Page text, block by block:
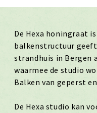
De Hexa honingraat
balkenstructuur geeft
strandhuis in Bergen
waarmee de studio
Balken van geperst
De Hexa studio kan